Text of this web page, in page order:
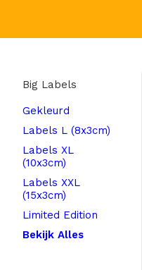
Big Labels
Gekleurd
Labels L (8x3cm)
Labels XL
(10x3cm)
Labels XXL
(15x3cm)
Limited Edition
Bekijk Alles